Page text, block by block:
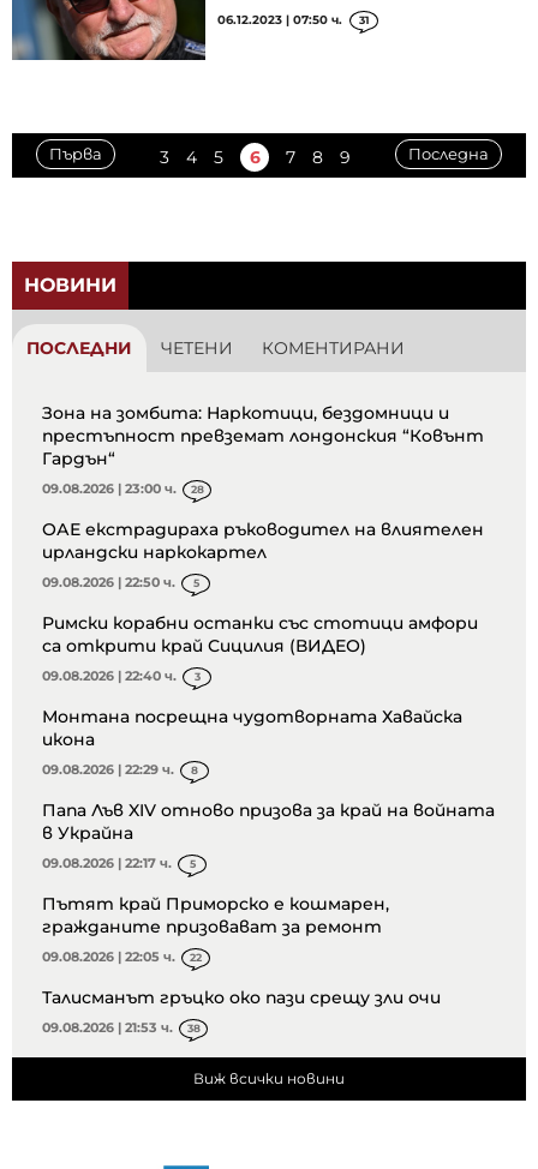
06.12.2023 | 07:50 ч. 31
Първа 3 4 5 6 7 8 9 Последна
НОВИНИ
ПОСЛЕДНИ ЧЕТЕНИ КОМЕНТИРАНИ
Зона на зомбита: Наркотици, бездомници и
престъпност превземат лондонския “Ковънт
Гардън“
09.08.2026 | 23:00 ч. 28
ОАЕ екстрадираха ръководител на влиятелен
ирландски наркокартел
09.08.2026 | 22:50 ч. 5
Римски корабни останки със стотици амфори
са открити край Сицилия (ВИДЕО)
09.08.2026 | 22:40 ч. 3
Монтана посрещна чудотворната Хавайска
икона
09.08.2026 | 22:29 ч. 8
Папа Лъв XIV отново призова за край на войната
в Украйна
09.08.2026 | 22:17 ч. 5
Пътят край Приморско е кошмарен,
гражданите призовават за ремонт
09.08.2026 | 22:05 ч. 22
Талисманът гръцко око пази срещу зли очи
09.08.2026 | 21:53 ч. 38
Виж всички новини